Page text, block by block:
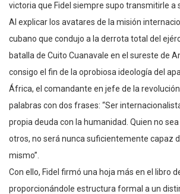
victoria que Fidel siempre supo transmitirle a
Al explicar los avatares de la misión
cubano que condujo a la derrota total del
batalla de Cuito Cuanavale en el sureste de
consigo el fin de la oprobiosa ideología del
África, el comandante en jefe de la
palabras con dos frases: “Ser
propia deuda con la humanidad. Quien no
otros, no será nunca suficientemente capaz
mismo”.
Con ello, Fidel firmó una hoja más en el libro
proporcionándole estructura formal a un